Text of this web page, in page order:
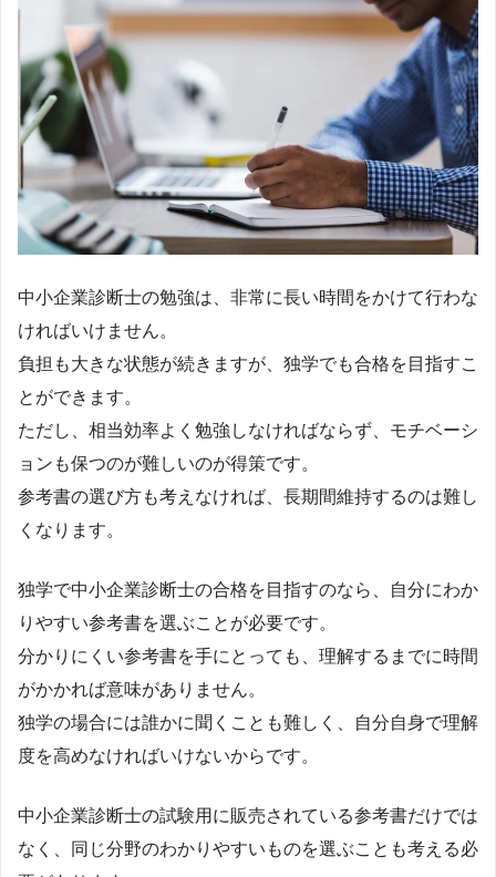
中小企業診断士の勉強は、非常に長い時間をかけて行わな
ければいけません。
負担も大きな状態が続きますが、独学でも合格を目指すこ
とができます。
ただし、相当効率よく勉強しなければならず、モチベーシ
ョンも保つのが難しいのが得策です。
参考書の選び方も考えなければ、長期間維持するのは難し
くなります。
独学で中小企業診断士の合格を目指すのなら、自分にわか
りやすい参考書を選ぶことが必要です。
分かりにくい参考書を手にとっても、理解するまでに時間
がかかれば意味がありません。
独学の場合には誰かに聞くことも難しく、自分自身で理解
度を高めなければいけないからです。
中小企業診断士の試験用に販売されている参考書だけでは
なく、同じ分野のわかりやすいものを選ぶことも考える必